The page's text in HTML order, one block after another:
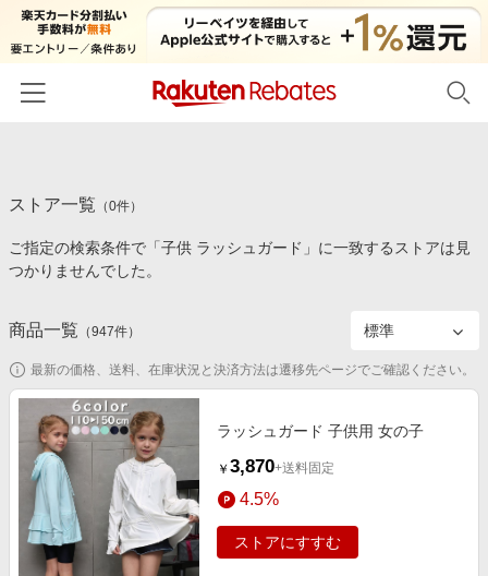
カテゴリー一覧
百貨店・総合ECモール
食品・スイーツ・お酒
コスメ・健康・医薬品
キッズ・ベビー用品
家電・PC・スマホ・カメラ
エンタメ
スポーツ・アウトドア・ゴルフ
イベント一覧
初回購入者限定特典
対象ストア新規限定特典
新着ストアのご紹介
電子書籍特集
楽天ペイ導入ストア
楽天サービス特集
旅行特集
楽天IDでログイン/会員登録
ストア一覧 （0件）
ご指定の検索条件で「子供 ラッシュガード」に一致するストアは見
つかりませんでした。
商品一覧 （947件）
最新の価格、送料、在庫状況と決済方法は遷移先ページでご確認ください。
ラッシュガード 子供用 女の子
￥ 3,870+送料固定
4.5%
ストアにすすむ